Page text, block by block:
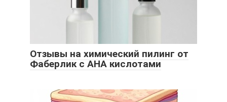
Отзывы на химический пилинг от
Фаберлик с AHA кислотами